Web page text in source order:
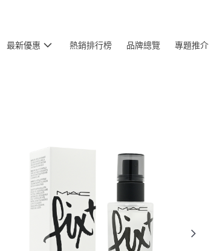
最新優惠 熱銷排行榜 品牌總覽 專題推介